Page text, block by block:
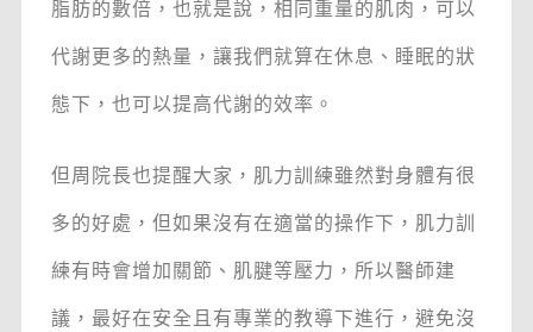
脂肪的數倍，也就是說，相同重量的肌肉，可以
代謝更多的熱量，讓我們就算在休息、睡眠的狀
態下，也可以提高代謝的效率。
但周院長也提醒大家，肌力訓練雖然對身體有很
多的好處，但如果沒有在適當的操作下，肌力訓
練有時會增加關節、肌腱等壓力，所以醫師建
議，最好在安全且有專業的教導下進行，避免沒